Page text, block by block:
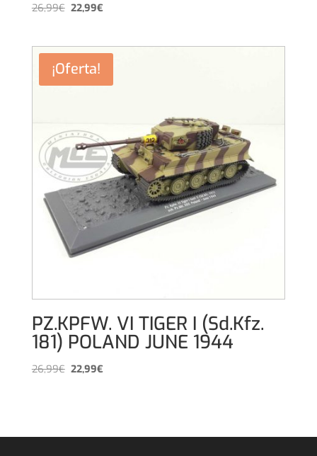
26,99€El
era:
26,99€.
22,99€El
es:
¡Oferta!
PZ.KPFW. VI TIGER I (Sd.Kfz.
181) POLAND JUNE 1944
26,99€El
26,99€.
22,99€El
22,99€.